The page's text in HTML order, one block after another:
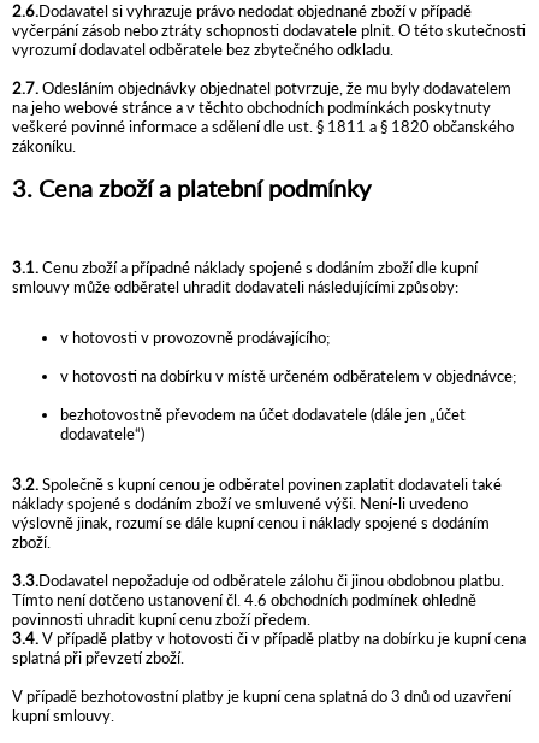
2.6.Dodavatel si vyhrazuje právo nedodat objednané zboží v případě
vyčerpání zásob nebo ztráty schopnosti dodavatele plnit. O této skutečnosti
vyrozumí dodavatel odběratele bez zbytečného odkladu.
2.7.Odesláním objednávky objednatel potvrzuje, že mu byly dodavatelem
na jeho webové stránce a v těchto obchodních podmínkách poskytnuty
veškeré povinné informace a sdělení dle ust. § 1811 a § 1820 občanského
zákoníku.
3. Cena zboží a platební podmínky
3.1.Cenu zboží a případné náklady spojené s dodáním zboží dle kupní
smlouvy může odběratel uhradit dodavateli následujícími způsoby:
v hotovosti v provozovně prodávajícího;
v hotovosti na dobírku v místě určeném odběratelem v objednávce;
bezhotovostně převodem na účet dodavatele (dále jen „účet
dodavatele“)
3.2.Společně s kupní cenou je odběratel povinen zaplatit dodavateli také
náklady spojené s dodáním zboží ve smluvené výši. Není-li uvedeno
výslovně jinak, rozumí se dále kupní cenou i náklady spojené s dodáním
zboží.
3.3.Dodavatel nepožaduje od odběratele zálohu či jinou obdobnou platbu.
Tímto není dotčeno ustanovení čl. 4.6 obchodních podmínek ohledně
povinnosti uhradit kupní cenu zboží předem.
3.4.V případě platby v hotovosti či v případě platby na dobírku je kupní cena
splatná při převzetí zboží.
V případě bezhotovostní platby je kupní cena splatná do 3 dnů od uzavření
kupní smlouvy.